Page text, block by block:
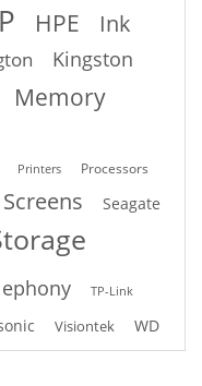
HPE
Ink
Kingston
Memory
Printers Processors
Screens Seagate
TP-Link
Visiontek WD